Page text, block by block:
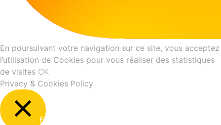
En poursuivant votre navigation sur ce site, vous acceptez
l’utilisation de Cookies pour vous réaliser des statistiques
de visites OK
Privacy & Cookies Policy
Fermer